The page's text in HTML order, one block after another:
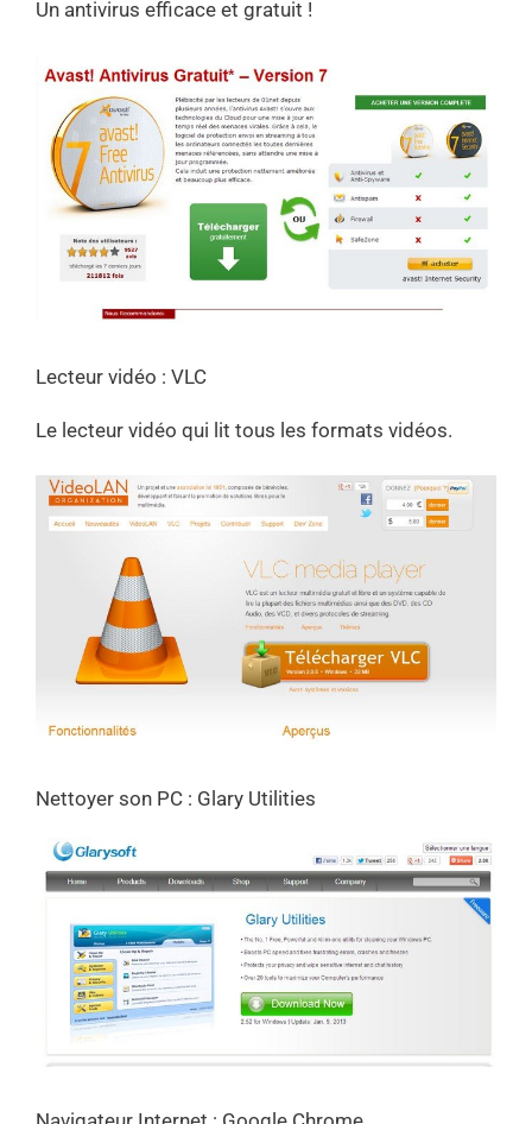
Un antivirus efficace et gratuit !
Lecteur vidéo : VLC
Le lecteur vidéo qui lit tous les formats vidéos.
Nettoyer son PC : Glary Utilities